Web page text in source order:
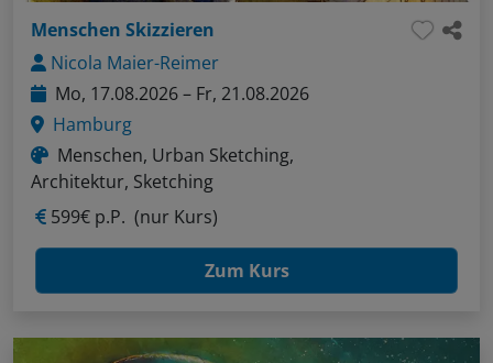
Menschen Skizzieren
Nicola Maier-Reimer
Mo, 17.08.2026 – Fr, 21.08.2026
Hamburg
Menschen, Urban Sketching,
Architektur, Sketching
599€ p.P. (nur Kurs)
Zum Kurs